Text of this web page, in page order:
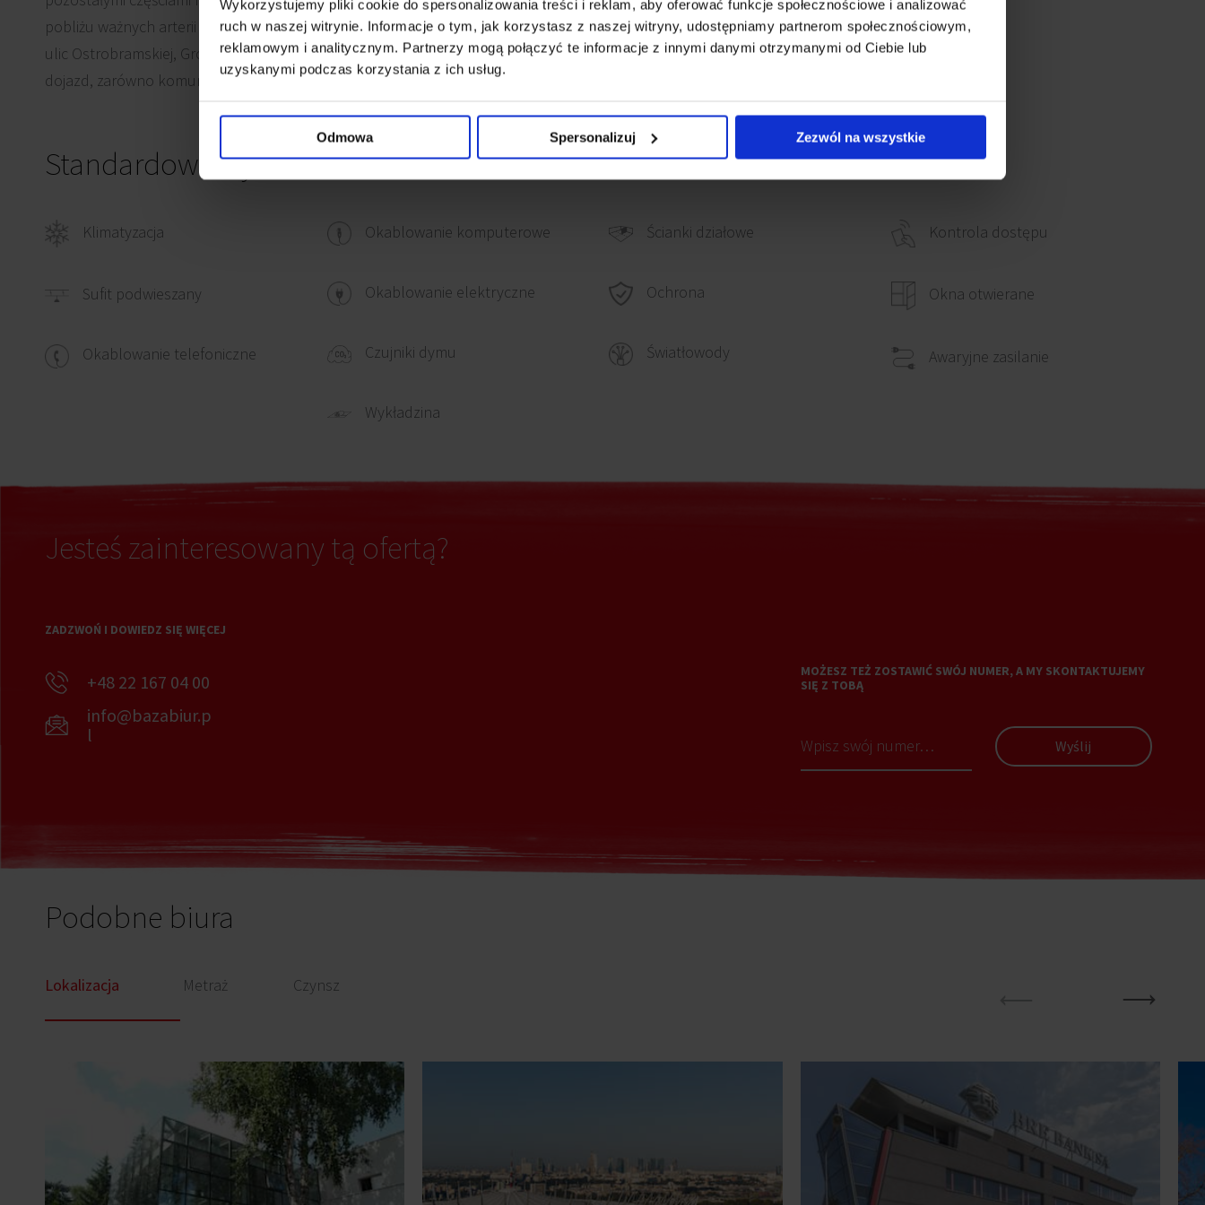
Wykorzystujemy pliki cookie do spersonalizowania treści i reklam, aby oferować funkcje społecznościowe i analizować
ruch w naszej witrynie. Informacje o tym, jak korzystasz z naszej witryny, udostępniamy partnerom społecznościowym,
reklamowym i analitycznym. Partnerzy mogą połączyć te informacje z innymi danymi otrzymanymi od Ciebie lub
uzyskanymi podczas korzystania z ich usług.
Odmowa Spersonalizuj Zezwól na wszystkie
pobliżu ważnych arterii komunikacyjnych: Trasy Mostu Siekierkowskiego oraz
ulic Ostrobramskiej, Grochowskiej i Płowieckiej. Lokalizacja umożliwia sprawny
dojazd, zarówno komunikacją miejską, jak i własnym środkiem transportu.
Standardowe wykończenie
Klimatyzacja
Sufit podwieszany
Okablowanie telefoniczne
Okablowanie komputerowe
Okablowanie elektryczne
Czujniki dymu
Wykładzina
Ścianki działowe
Ochrona
Światłowody
Kontrola dostępu
Okna otwierane
Awaryjne zasilanie
Jesteś zainteresowany tą ofertą?
ZADZWOŃ I DOWIEDZ SIĘ WIĘCEJ
+48 22 167 04 00
info@bazabiur.p
l
MOŻESZ TEŻ ZOSTAWIĆ SWÓJ NUMER, A MY SKONTAKTUJEMY
SIĘ Z TOBĄ
Wyślij
Podobne biura
Lokalizacja Metraż Czynsz